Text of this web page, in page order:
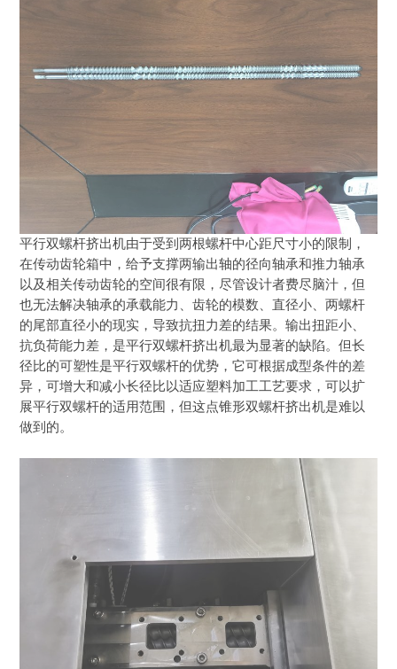
平行双螺杆挤出机由于受到两根螺杆中心距尺寸小的限制，
在传动齿轮箱中，给予支撑两输出轴的径向轴承和推力轴承
以及相关传动齿轮的空间很有限，尽管设计者费尽脑汁，但
也无法解决轴承的承载能力、齿轮的模数、直径小、两螺杆
的尾部直径小的现实，导致抗扭力差的结果。输出扭距小、
抗负荷能力差，是平行双螺杆挤出机最为显著的缺陷。但长
径比的可塑性是平行双螺杆的优势，它可根据成型条件的差
异，可增大和减小长径比以适应塑料加工工艺要求，可以扩
展平行双螺杆的适用范围，但这点锥形双螺杆挤出机是难以
做到的。